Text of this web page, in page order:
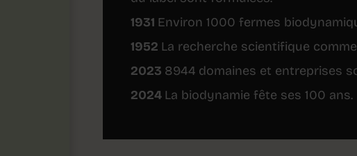
1931 Environ 1000 fermes
1952 La recherche scientifique
2023 8944 domaines et entreprises
2024 La biodynamie fête ses 100 ans.